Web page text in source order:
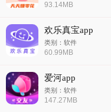
93.14MB
欢乐真宝app
类别：软件
60.99MB
爱河app
类别：软件
147.27MB